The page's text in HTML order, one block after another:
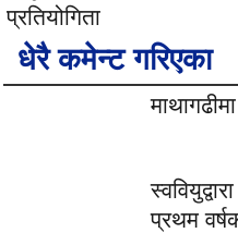
प्रतियोगिता
धेरै कमेन्ट गरिएका
प्रथम